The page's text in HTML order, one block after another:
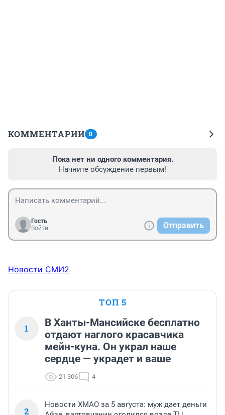
КОММЕНТАРИИ 0
Пока нет ни одного комментария.
Начните обсуждение первым!
Гость
Войти
Отправить
Новости СМИ2
ТОП 5
1
В Ханты-Мансийске бесплатно
отдают наглого красавчика
мейн-куна. Он украл наше
сердце — украдет и ваше
21 306 4
2
Новости ХМАО за 5 августа: муж дает деньги